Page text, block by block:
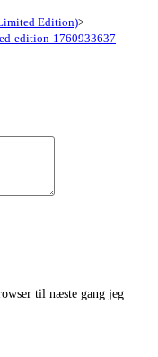
Edition)>
edition-1760933637
til næste gang jeg